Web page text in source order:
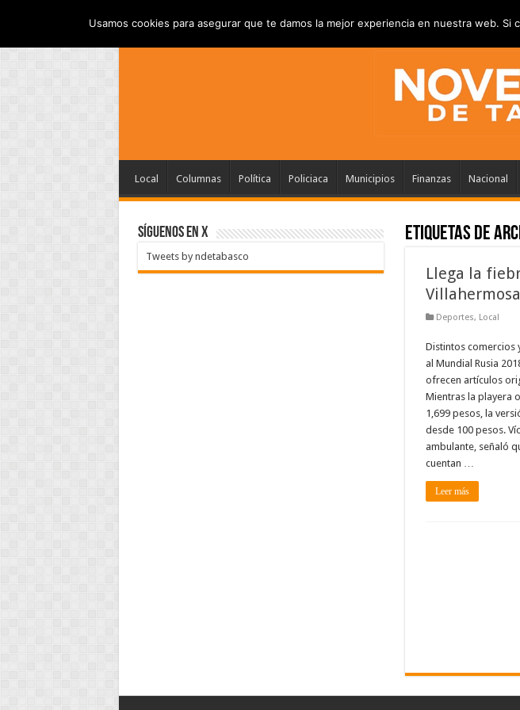
Local Columnas Política Policiaca Municipios Finanzas Nacional
Etiquetas de
Llega la
Villahermosa
Deportes, Local
Distintos comercios
al Mundial Rusia
ofrecen artículos
Mientras la playera
1,699 pesos, la
desde 100 pesos.
ambulante, señaló
cuentan …
Leer más
SÍGUENOS EN X
Tweets by ndetabasco
Usamos cookies para asegurar que te damos la mejor experiencia en nuestra web.